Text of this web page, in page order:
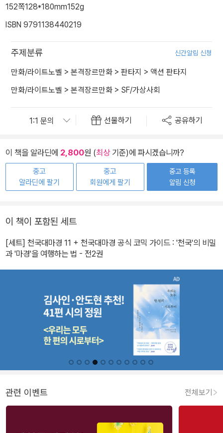
152쪽128*180mm152g
ISBN 9791138440219
주제분류 신간알림 신청
만화/라이트노벨 > 본격장르만화 > 판타지 > 액션 판타지
만화/라이트노벨 > 본격장르만화 > SF/가상사회
선물하기 공유하기
이 책을 알라딘에 2,800원 (최상기준)에 파시겠습니까?
중고
알라딘에 팔기
중고
회원에게 팔기
중고 등록
알림 신청
이 책이 포함된 세트
[세트] 천국대마경 11 + 천국대마경 공식 코믹 가이드 : '천국'의 비밀
과 '마경'을 여행하는 법 - 전2권
관련 이벤트 전체보기